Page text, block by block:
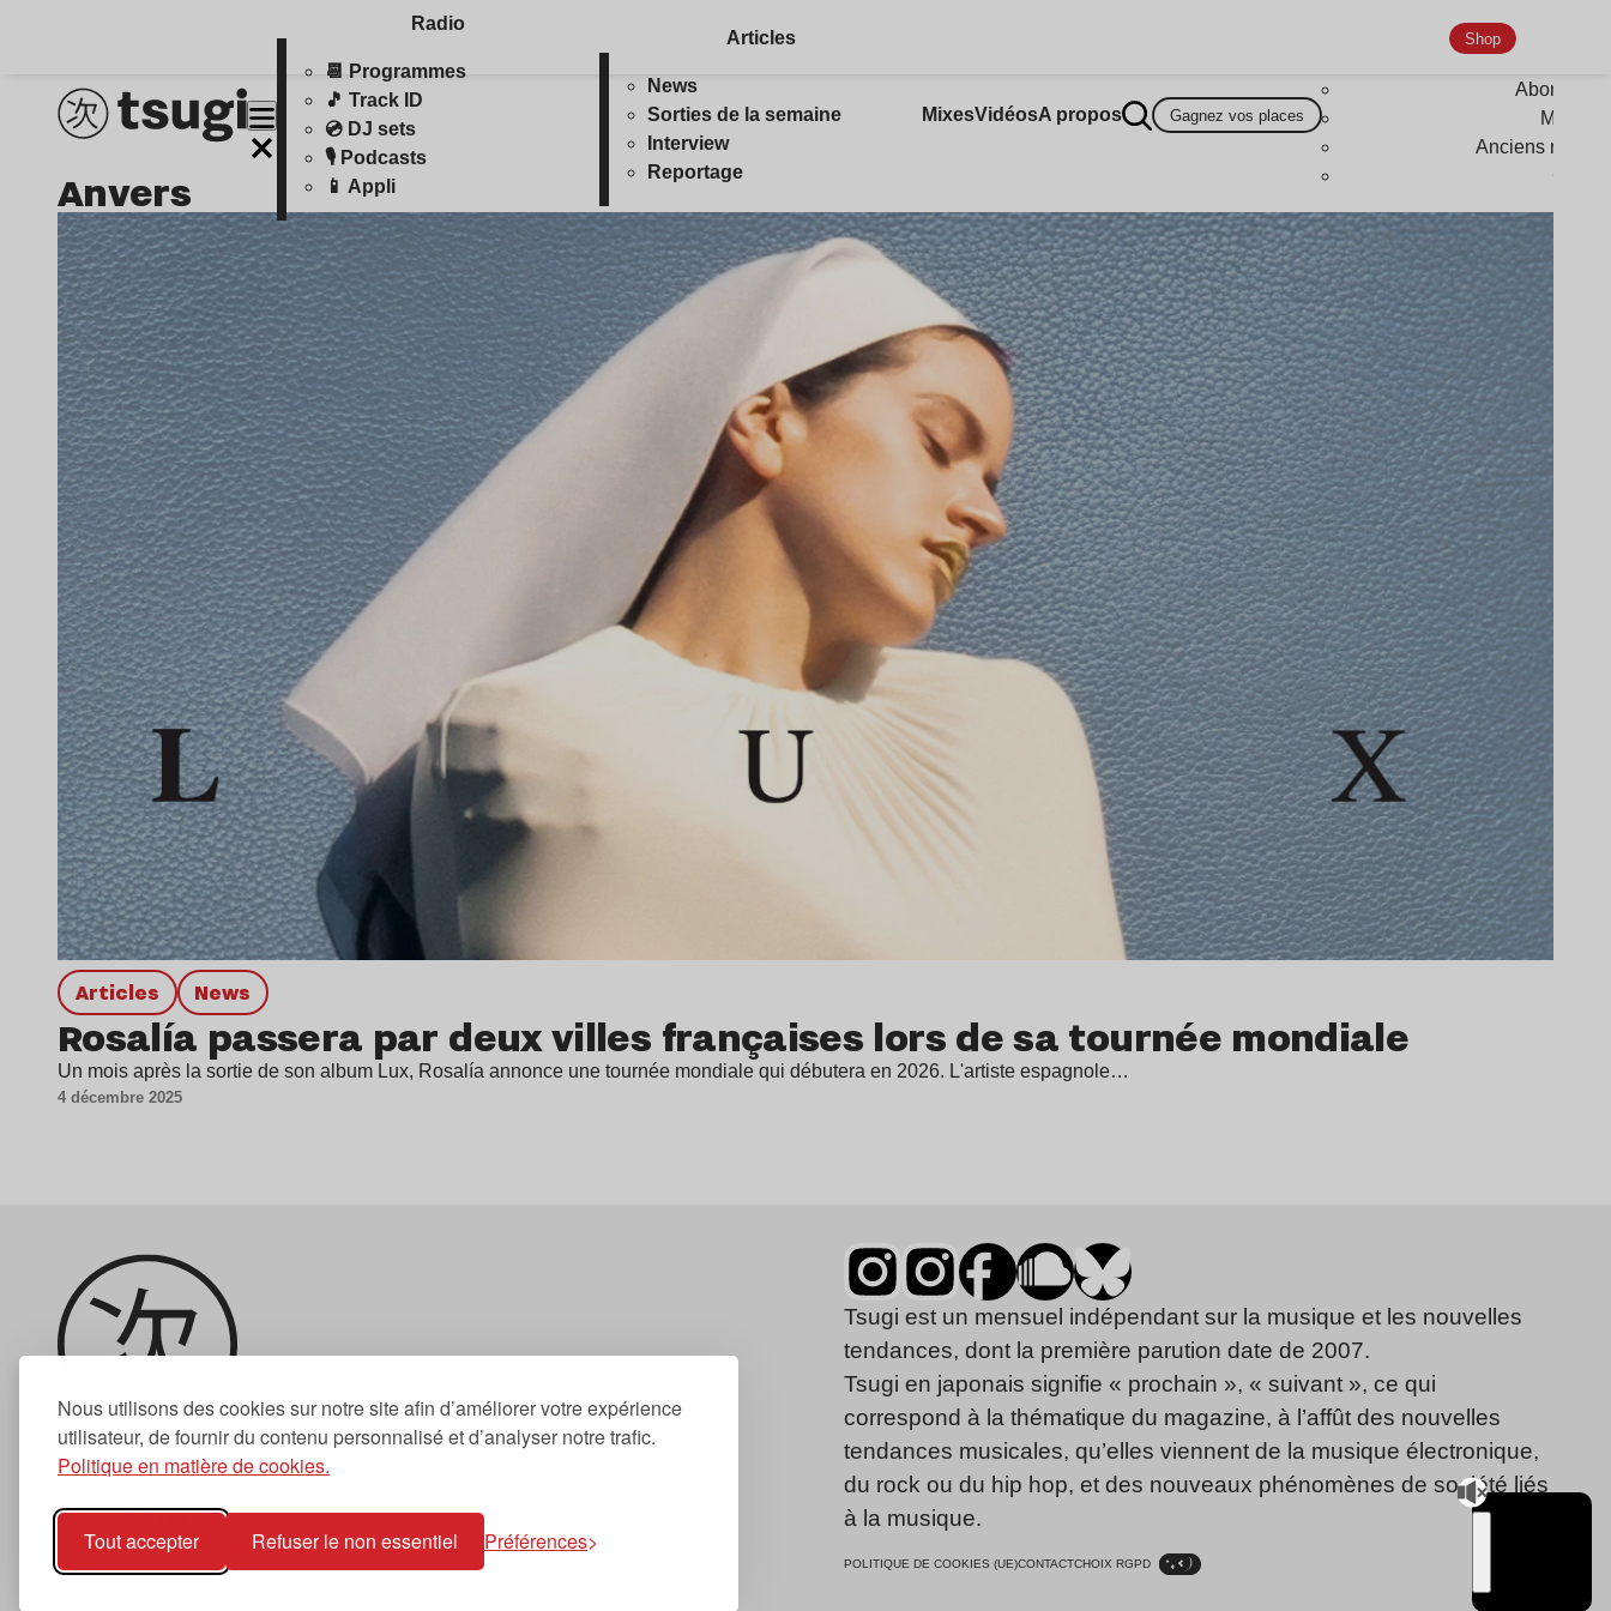
Nous utilisons des cookies sur notre site afin d’améliorer votre expérience
utilisateur, de fournir du contenu personnalisé et d’analyser notre trafic.
Politique en matière de cookies.
Tout accepter Refuser le non essentiel Préférences
Radio
📆 Programmes
🎵 Track ID
💿 DJ sets
🎙️ Podcasts
📱 Appli
Articles
News
Sorties de la semaine
Interview
Reportage
MixesVidéosA propos Gagnez vos places
Shop
Anciens
Anvers
Articles news
Rosalía passera par deux villes françaises lors de sa tournée mondiale
Un mois après la sortie de son album Lux, Rosalía annonce une tournée mondiale qui débutera en 2026. L'artiste espagnole…
4 décembre 2025
Newsletter
S'abonner
Tsugi est un mensuel indépendant sur la musique et les nouvelles
tendances, dont la première parution date de 2007.
Tsugi en japonais signifie « prochain », « suivant », ce qui
correspond à la thématique du magazine, à l’affût des nouvelles
tendances musicales, qu’elles viennent de la musique électronique,
du rock ou du hip hop, et des nouveaux phénomènes de société liés
à la musique.
POLITIQUE DE COOKIES (UE)CONTACTCHOIX RGPD